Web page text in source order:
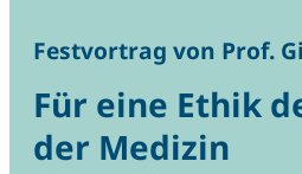
Festvortrag von Prof.
Für eine Ethik
der Medizin